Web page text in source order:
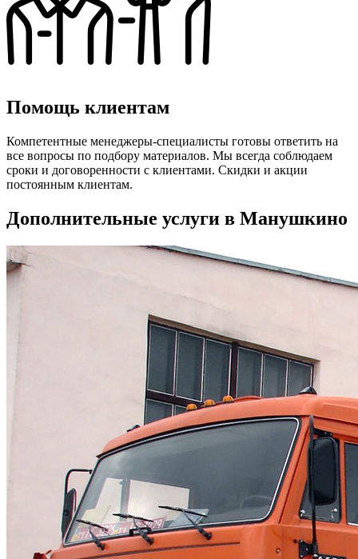
Помощь клиентам
Компетентные менеджеры-специалисты готовы ответить на
все вопросы по подбору материалов. Мы всегда соблюдаем
сроки и договоренности с клиентами. Скидки и акции
постоянным клиентам.
Дополнительные услуги в Манушкино